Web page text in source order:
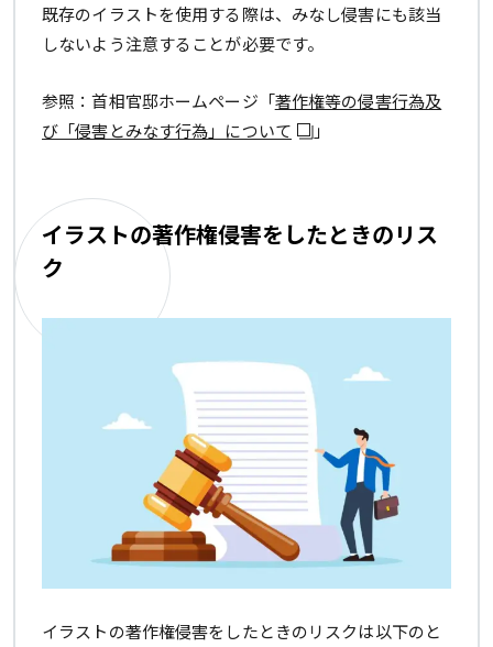
既存のイラストを使用する際は、みなし侵害にも該当
しないよう注意することが必要です。
参照：首相官邸ホームページ「著作権等の侵害行為及
び「侵害とみなす行為」について
」
イラストの著作権侵害をしたときのリス
ク
イラストの著作権侵害をしたときのリスクは以下のと